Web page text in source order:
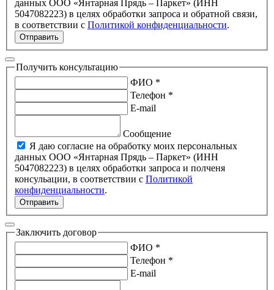
данных ООО «Янтарная Прядь – Паркет» (ИНН
5047082223) в целях обработки запроса и обратной связи,
в соответствии с Политикой конфиденциальности.
Отправить
Получить консультацию
ФИО *
Телефон *
E-mail
Сообщение
Я даю согласие на обработку моих персональных
данных ООО «Янтарная Прядь – Паркет» (ИНН
5047082223) в целях обработки запроса и полченя
консульации, в соответствии с Политикой
конфиденциальности.
Отправить
Заключить договор
ФИО *
Телефон *
E-mail